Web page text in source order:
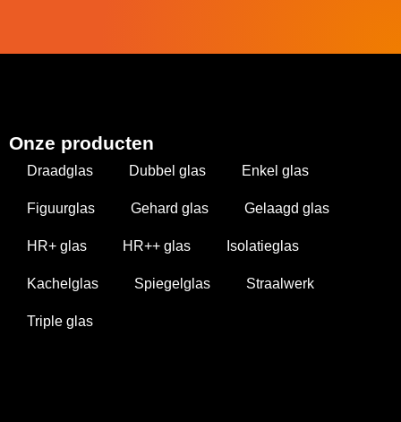
Onze producten
Draadglas Dubbel glas Enkel glas
Figuurglas Gehard glas Gelaagd glas
HR+ glas HR++ glas Isolatieglas
Kachelglas Spiegelglas Straalwerk
Triple glas